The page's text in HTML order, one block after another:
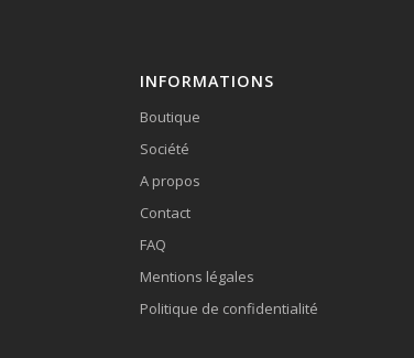
INFORMATIONS
Boutique
Société
A propos
Contact
FAQ
Mentions légales
Politique de confidentialité